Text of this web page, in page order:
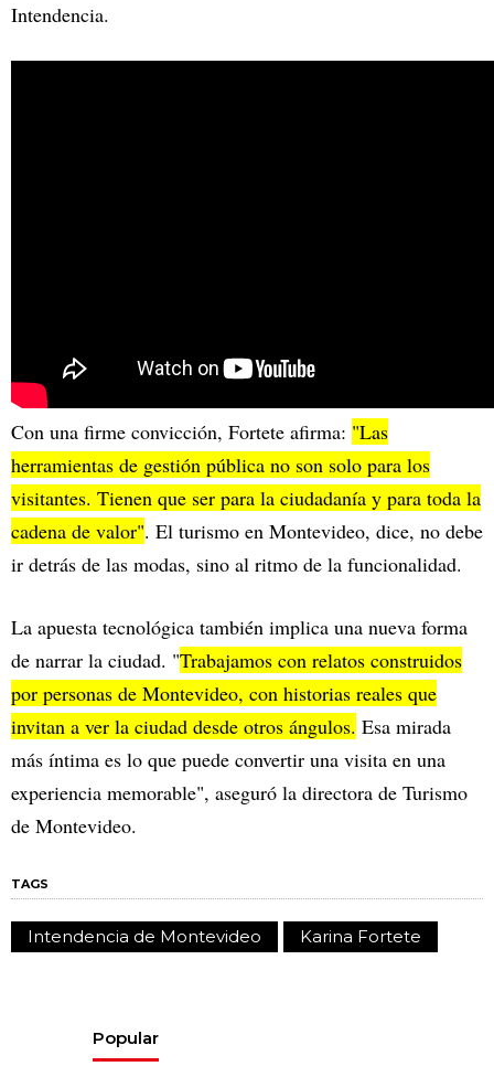
Intendencia.
Con una firme convicción, Fortete afirma: "Las
herramientas de gestión pública no son solo para los
visitantes. Tienen que ser para la ciudadanía y para toda la
cadena de valor". El turismo en Montevideo, dice, no debe
ir detrás de las modas, sino al ritmo de la funcionalidad.
La apuesta tecnológica también implica una nueva forma
de narrar la ciudad. "Trabajamos con relatos construidos
por personas de Montevideo, con historias reales que
invitan a ver la ciudad desde otros ángulos. Esa mirada
más íntima es lo que puede convertir una visita en una
experiencia memorable", aseguró la directora de Turismo
de Montevideo.
TAGS
Intendencia de Montevideo Karina Fortete
Popular